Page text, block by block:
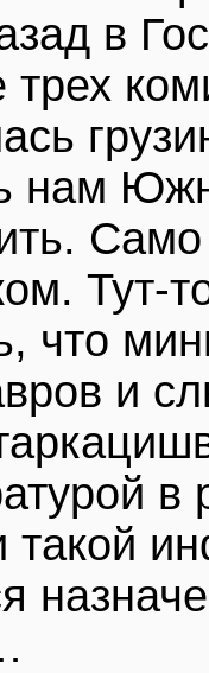
в
трех
нам
Тут-
что
и
в
такой